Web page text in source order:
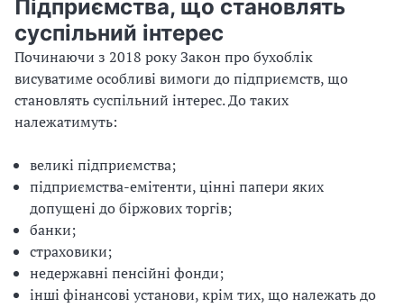
Підприємства, що становлять
суспільний інтерес
Починаючи з 2018 року Закон про бухоблік
висуватиме особливі вимоги до підприємств, що
становлять суспільний інтерес. До таких
належатимуть:
великі підприємства;
підприємства-емітенти, цінні папери яких
допущені до біржових торгів;
банки;
страховики;
недержавні пенсійні фонди;
інші фінансові установи, крім тих, що належать до